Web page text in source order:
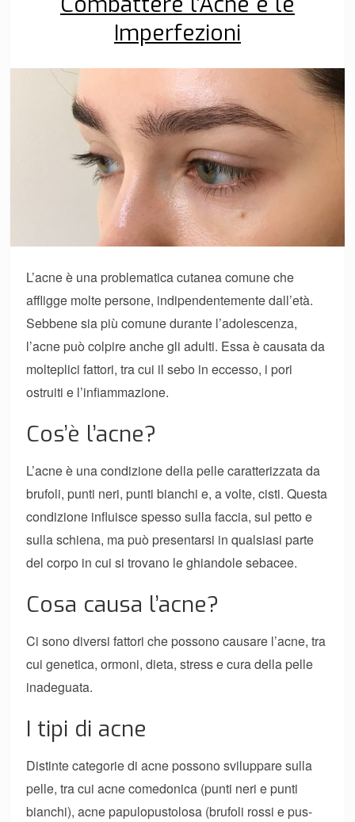
Imperfezioni
L’acne è una problematica cutanea comune che
affligge molte persone, indipendentemente dall’età.
Sebbene sia più comune durante l’adolescenza,
l’acne può colpire anche gli adulti. Essa è causata da
molteplici fattori, tra cui il sebo in eccesso, i pori
ostruiti e l’infiammazione.
Cos’è l’acne?
L’acne è una condizione della pelle caratterizzata da
brufoli, punti neri, punti bianchi e, a volte, cisti. Questa
condizione influisce spesso sulla faccia, sul petto e
sulla schiena, ma può presentarsi in qualsiasi parte
del corpo in cui si trovano le ghiandole sebacee.
Cosa causa l’acne?
Ci sono diversi fattori che possono causare l’acne, tra
cui genetica, ormoni, dieta, stress e cura della pelle
inadeguata.
I tipi di acne
Distinte categorie di acne possono sviluppare sulla
pelle, tra cui acne comedonica (punti neri e punti
bianchi), acne papulopustolosa (brufoli rossi e pus-